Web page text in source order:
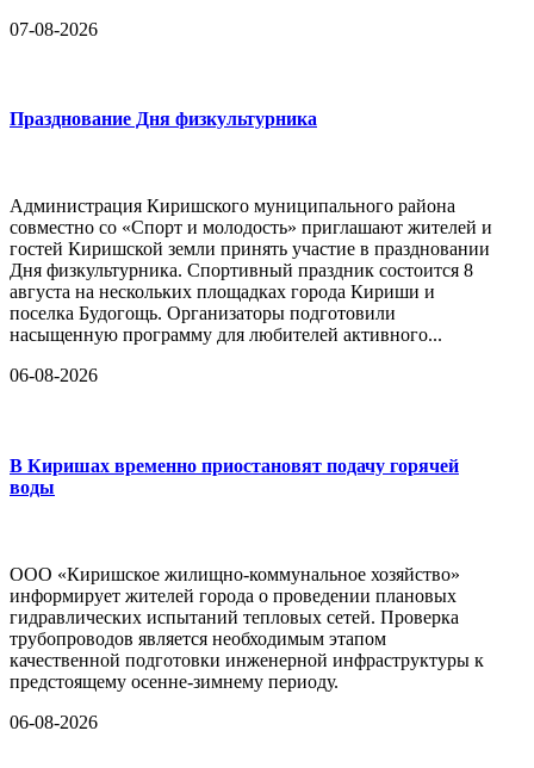
07-08-2026
Празднование Дня физкультурника
Администрация Киришского муниципального района
совместно со «Спорт и молодость» приглашают жителей и
гостей Киришской земли принять участие в праздновании
Дня физкультурника. Спортивный праздник состоится 8
августа на нескольких площадках города Кириши и
поселка Будогощь. Организаторы подготовили
насыщенную программу для любителей активного...
06-08-2026
В Киришах временно приостановят подачу горячей
воды
ООО «Киришское жилищно-коммунальное хозяйство»
информирует жителей города о проведении плановых
гидравлических испытаний тепловых сетей. Проверка
трубопроводов является необходимым этапом
качественной подготовки инженерной инфраструктуры к
предстоящему осенне-зимнему периоду.
06-08-2026